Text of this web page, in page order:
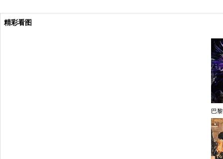
精彩看图
巴